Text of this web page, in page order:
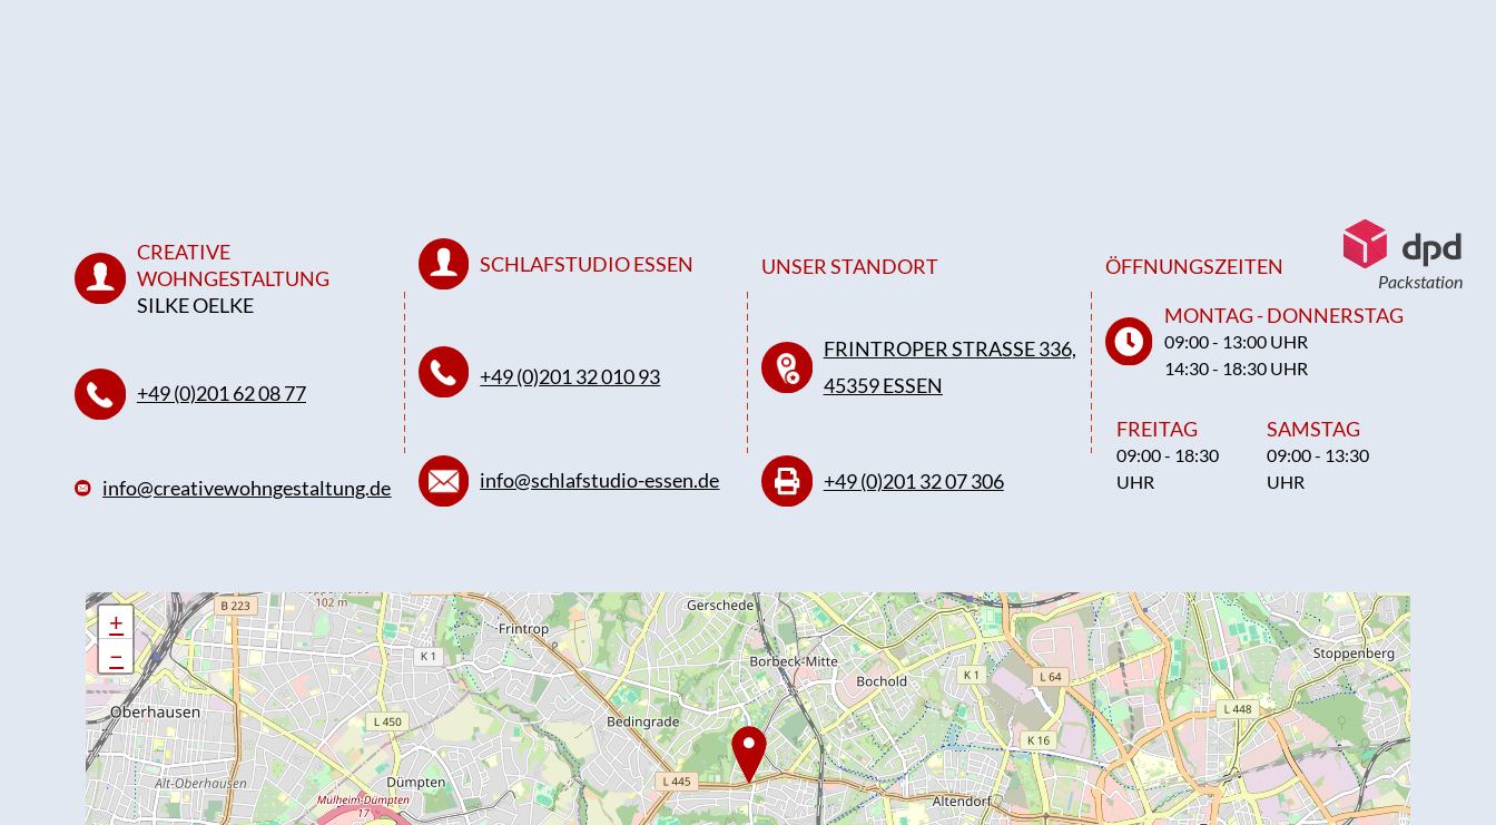
CREATIVE
WOHNGESTALTUNG
SILKE OELKE
+49 (0)201 62 08 77
info@creativewohngestaltung.de
SCHLAFSTUDIO ESSEN
+49 (0)201 32 010 93
info@schlafstudio-essen.de
UNSER STANDORT
FRINTROPER STRASSE 336,
45359 ESSEN
+49 (0)201 32 07 306
Packstation
ÖFFNUNGSZEITEN
MONTAG - DONNERSTAG
09:00 - 13:00 UHR
14:30 - 18:30 UHR
FREITAG
09:00 - 18:30
UHR
SAMSTAG
09:00 - 13:30
UHR
+
−
+
−